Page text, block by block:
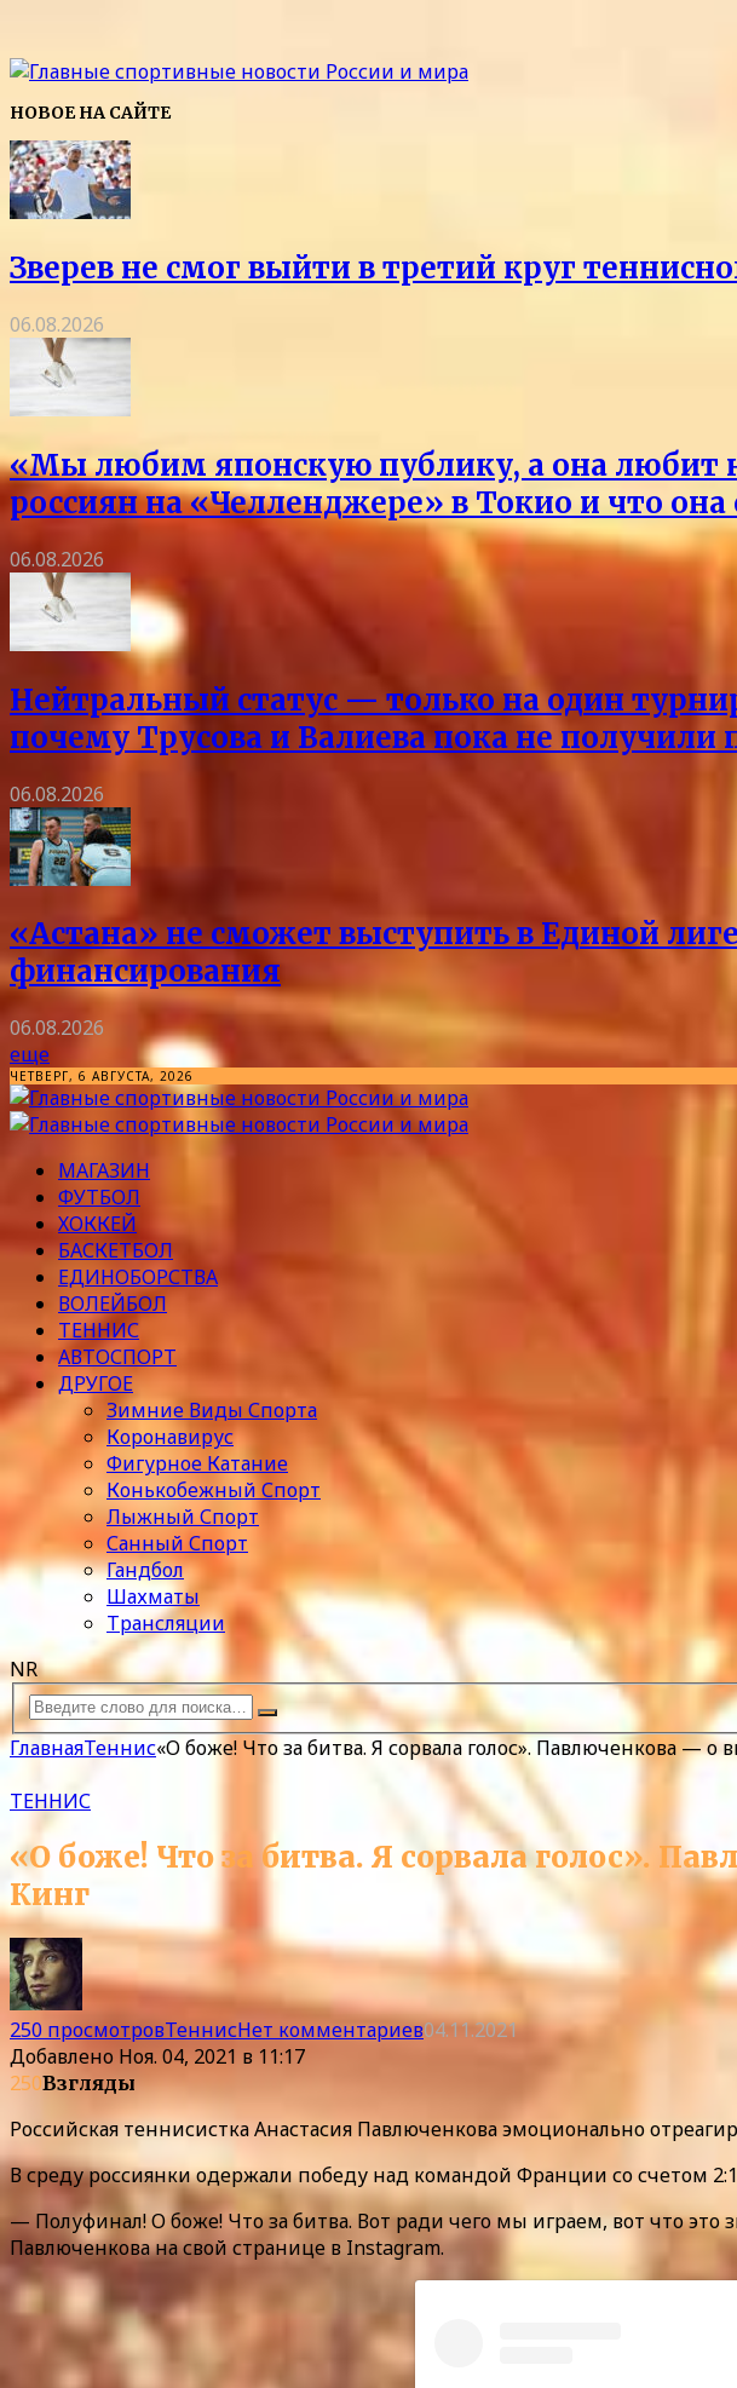
НОВОЕ НА САЙТЕ
Зверев не смог выйти в третий круг
06.08.2026
«Мы любим японскую публику, а она любит
россиян на «Челленджере» в Токио и что она
06.08.2026
Нейтральный статус — только на один
почему Трусова и Валиева пока не получили
06.08.2026
«Астана» не сможет выступить в Единой лиге
финансирования
06.08.2026
еще
ЧЕТВЕРГ, 6 АВГУСТА, 2026
МАГАЗИН
ФУТБОЛ
ХОККЕЙ
БАСКЕТБОЛ
ЕДИНОБОРСТВА
ВОЛЕЙБОЛ
ТЕННИС
АВТОСПОРТ
ДРУГОЕ
Зимние Виды Спорта
Коронавирус
Фигурное Катание
Конькобежный Спорт
Лыжный Спорт
Санный Спорт
Гандбол
Шахматы
Трансляции
NR
ГлавнаяТеннис«О боже! Что за битва. Я сорвала голос». Павлюченкова —
ТЕННИС
«О боже! Что за битва. Я сорвала голос».
Кинг
250 просмотровТеннисНет комментариев04.11.2021
Добавлено Ноя. 04, 2021 в 11:17
250Взгляды
Российская теннисистка Анастасия Павлюченкова эмоционально
В среду россиянки одержали победу над командой Франции со счетом
— Полуфинал! О боже! Что за битва. Вот ради чего мы играем, вот что это
Павлюченкова на свой странице в Instagram.